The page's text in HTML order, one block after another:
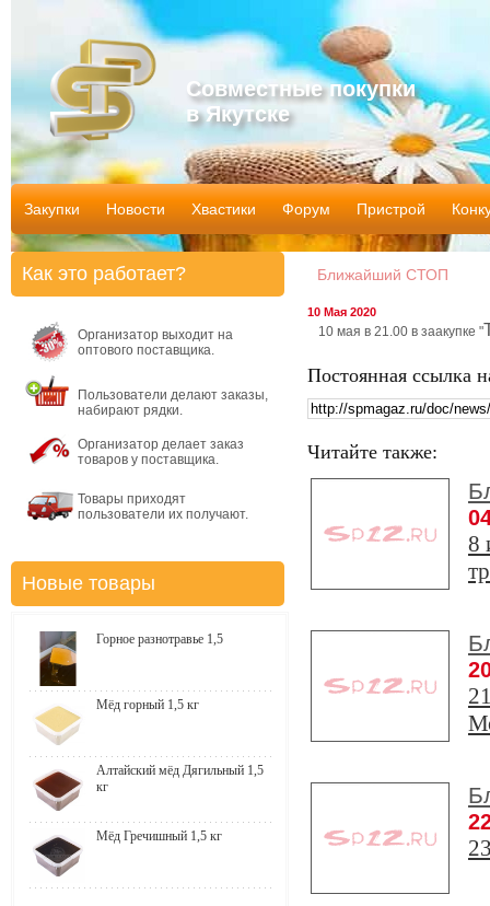
Совместные покупки
в Якутске
Закупки Новости Хвастики Форум Пристрой
Ближайший СТОП
10 Мая 2020
10 мая в 21.00 в заакупке "
Постоянная ссылка
Читайте также:
8
Как это работает?
Организатор выходит на
оптового поставщика.
Пользователи делают заказы,
набирают рядки.
Организатор делает заказ
товаров у поставщика.
Товары приходят
пользователи их получают.
Новые товары
Горное разнотравье 1,5
Мёд горный 1,5 кг
Алтайский мёд Дягильный 1,5
кг
Мёд Гречишный 1,5 кг